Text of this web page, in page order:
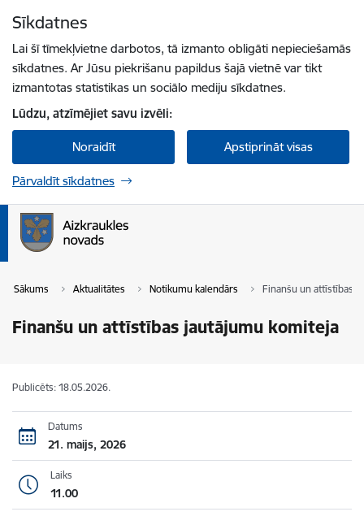
Sīkdatnes
Lai šī tīmekļvietne darbotos, tā izmanto obligāti nepieciešamās
sīkdatnes. Ar Jūsu piekrišanu papildus šajā vietnē var tikt
izmantotas statistikas un sociālo mediju sīkdatnes.
Lūdzu, atzīmējiet savu izvēli:
Noraidīt Apstiprināt visas
Pārvaldīt sīkdatnes
Sākums Aktualitātes Notikumu kalendārs Finanšu un attīstības
Finanšu un attīstības jautājumu komiteja
Publicēts: 18.05.2026.
Datums
21. maijs, 2026
Laiks
11.00